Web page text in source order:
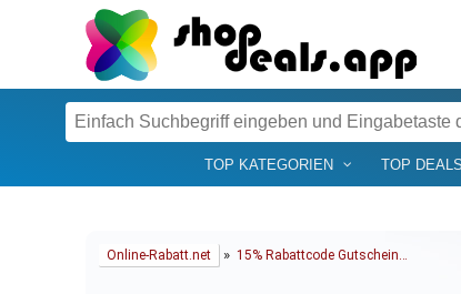
TOP KATEGORIEN TOP DEALS
Online-Rabatt.net » 15% Rabattcode Gutschein…